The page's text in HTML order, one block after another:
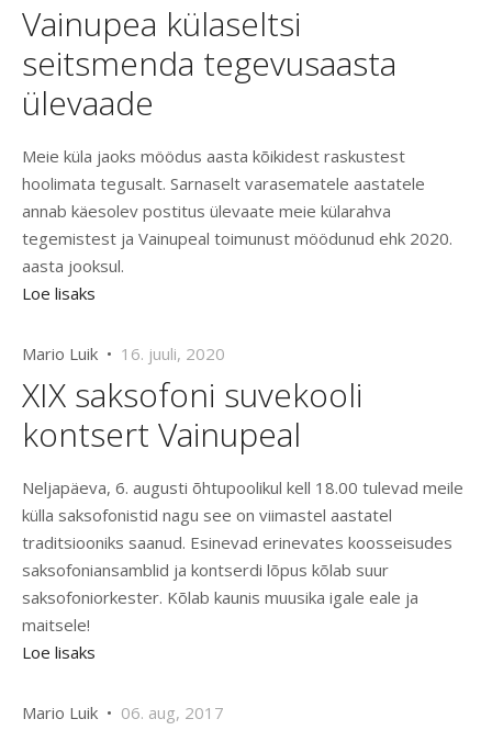
Vainupea külaseltsi
seitsmenda tegevusaasta
ülevaade
Meie küla jaoks möödus aasta kõikidest raskustest
hoolimata tegusalt. Sarnaselt varasematele aastatele
annab käesolev postitus ülevaate meie külarahva
tegemistest ja Vainupeal toimunust möödunud ehk 2020.
aasta jooksul.
Loe lisaks
Mario Luik • 16. juuli, 2020
XIX saksofoni suvekooli
kontsert Vainupeal
Neljapäeva, 6. augusti õhtupoolikul kell 18.00 tulevad meile
külla saksofonistid nagu see on viimastel aastatel
traditsiooniks saanud. Esinevad erinevates koosseisudes
saksofoniansamblid ja kontserdi lõpus kõlab suur
saksofoniorkester. Kõlab kaunis muusika igale eale ja
maitsele!
Loe lisaks
Mario Luik • 06. aug, 2017